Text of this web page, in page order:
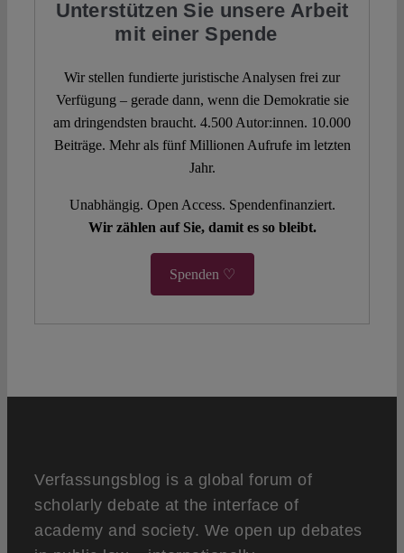
Unterstützen Sie unsere Arbeit
mit einer Spende
Wir stellen fundierte juristische Analysen frei zur
Verfügung – gerade dann, wenn die Demokratie sie
am dringendsten braucht. 4.500 Autor:innen. 10.000
Beiträge. Mehr als fünf Millionen Aufrufe im letzten
Jahr.
Unabhängig. Open Access. Spendenfinanziert.
Wir zählen auf Sie, damit es so bleibt.
Spenden ♡
Verfassungsblog is a global forum of
scholarly debate at the interface of
academy and society. We open up debates